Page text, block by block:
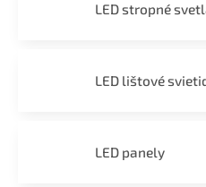
LED stropné
LED lištové
LED panely